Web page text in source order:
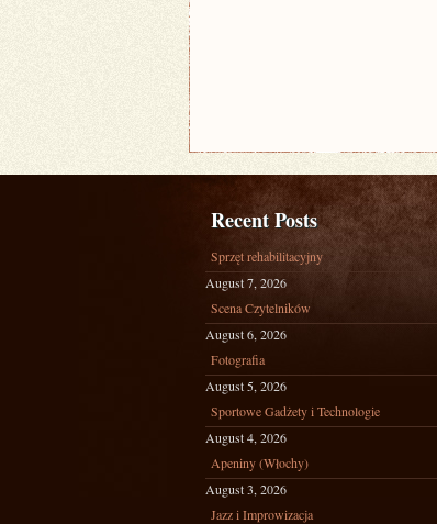
Recent Posts
Sprzęt rehabilitacyjny
August 7, 2026
Scena Czytelników
August 6, 2026
Fotografia
August 5, 2026
Sportowe Gadżety i Technologie
August 4, 2026
Apeniny (Włochy)
August 3, 2026
Jazz i Improwizacja